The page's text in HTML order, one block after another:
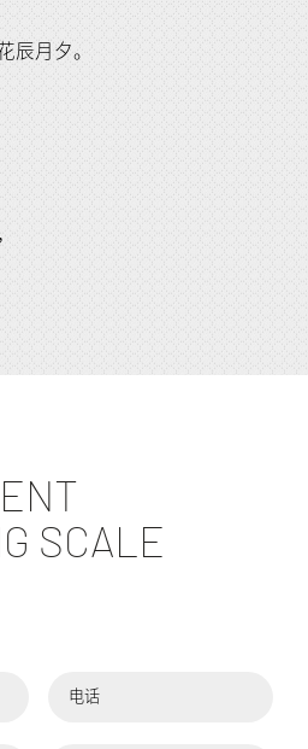
辰月夕。
SCALE
电话